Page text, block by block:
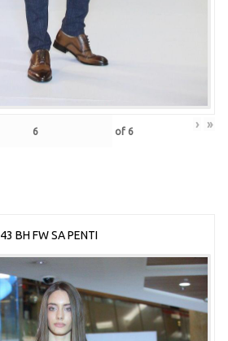
of 6 › »
43 BH FW SA PENTI